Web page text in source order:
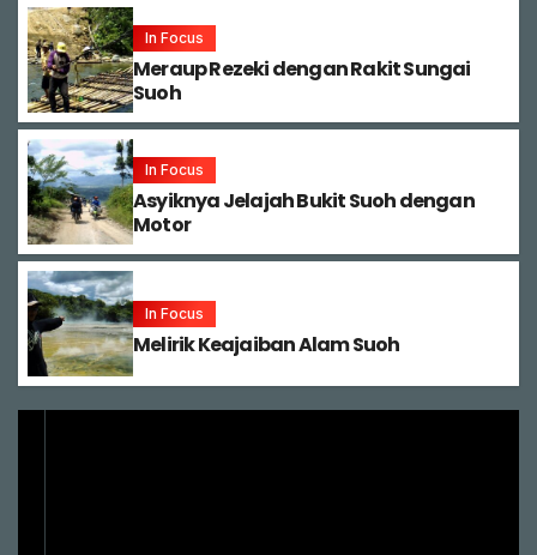
In Focus
Meraup Rezeki dengan Rakit Sungai
Suoh
In Focus
Asyiknya Jelajah Bukit Suoh dengan
Motor
In Focus
Melirik Keajaiban Alam Suoh